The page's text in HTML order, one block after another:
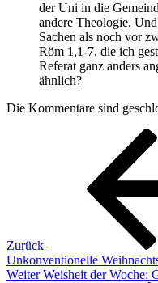
der Uni in die
andere Theologie.
Sachen als noch vor
Röm 1,1-7, die ich
Referat ganz anders
ähnlich?
Die Kommentare sind
Beitragsnavigation
Zurück
Unkonventionelle
Nächster
Weiter Weisheit der Woche: